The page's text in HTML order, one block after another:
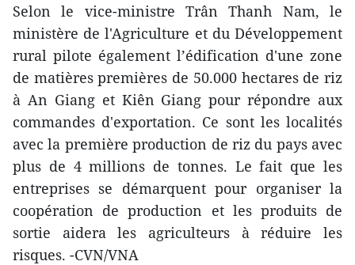
Selon le vice-ministre Trân Thanh Nam, le
ministère de l'Agriculture et du Développement
rural pilote également l’édification d'une zone
de matières premières de 50.000 hectares de riz
à An Giang et Kiên Giang pour répondre aux
commandes d'exportation. Ce sont les localités
avec la première production de riz du pays avec
plus de 4 millions de tonnes. Le fait que les
entreprises se démarquent pour organiser la
coopération de production et les produits de
sortie aidera les agriculteurs à réduire les
risques. -CVN/VNA